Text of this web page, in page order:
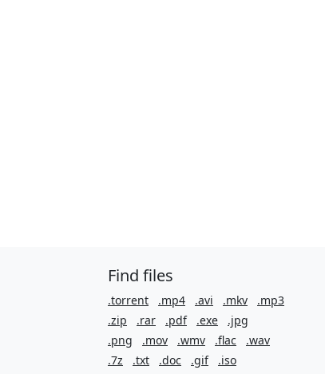
Find files
.torrent .mp4 .avi .mkv
.mp3
.zip
.rar .pdf .exe
.jpg
.png
.mov .wmv .flac
.wav
.7z
.txt .doc .gif .iso